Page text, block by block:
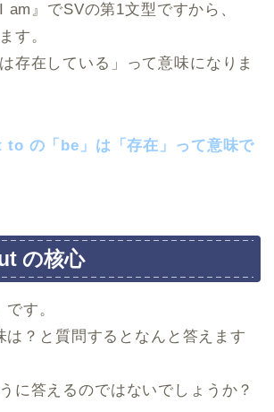
am』でSVの第1文型ですから、
す。
存在している」って意味になりま
to の「be」は「存在」って意味で
の核心
す。
は？と質問するとなんと答えます
に答えるのではないでしょうか？